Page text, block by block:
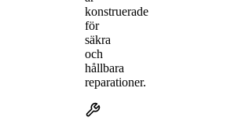
konstruerade
för
säkra
och
hållbara
reparationer.